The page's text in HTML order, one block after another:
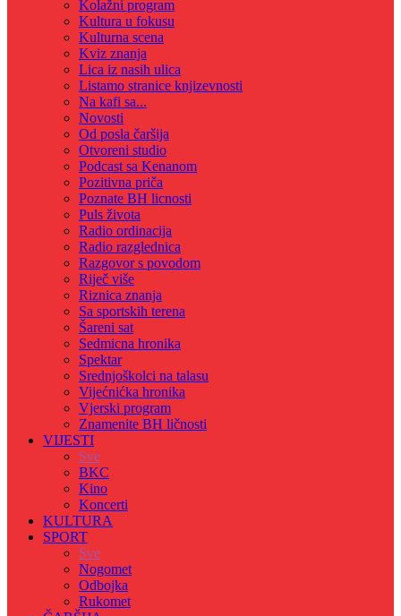
Kolažni program
Kultura u fokusu
Kulturna scena
Kviz znanja
Lica iz nasih ulica
Listamo stranice knjizevnosti
Na kafi sa...
Novosti
Od posla čaršija
Otvoreni studio
Podcast sa Kenanom
Pozitivna priča
Poznate BH licnosti
Puls života
Radio ordinacija
Radio razglednica
Razgovor s povodom
Riječ više
Riznica znanja
Sa sportskih terena
Šareni sat
Sedmicna hronika
Spektar
Srednjoškolci na talasu
Vijećnićka hronika
Vjerski program
Znamenite BH ličnosti
VIJESTI
Sve
BKC
Kino
Koncerti
KULTURA
SPORT
Sve
Nogomet
Odbojka
Rukomet